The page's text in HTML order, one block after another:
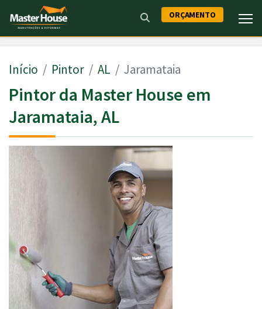
ORÇAMENTO
Início Pintor AL Jaramataia
Pintor da Master House em
Jaramataia, AL